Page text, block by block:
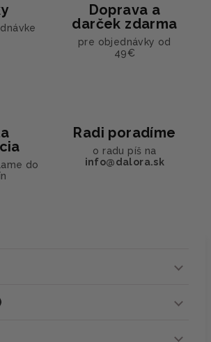
Doprava a
darček zdarma
pre objednávky od
49€
do
Radi poradíme
o radu píš na
info@dalora.sk